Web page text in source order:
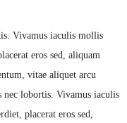
Vivamus iaculis mollis
eros sed, aliquam
vitae aliquet arcu
nec lobortis. Vivamus iaculis
placerat eros sed,